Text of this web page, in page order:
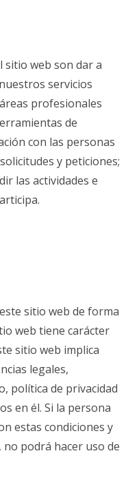
sitio web son dar a
servicios
profesionales
de
con las personas
y peticiones;
las actividades e
sitio web de forma
web tiene carácter
sitio web implica
legales,
política de privacidad
en él. Si la persona
estas condiciones y
podrá hacer uso de